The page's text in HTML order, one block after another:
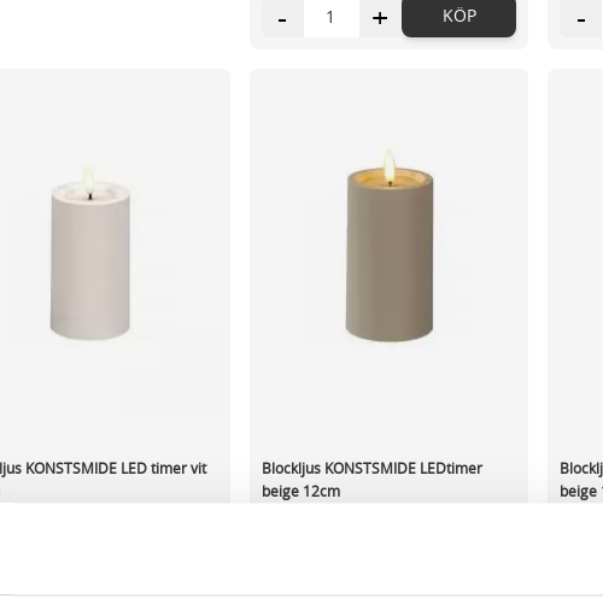
- + KÖP -
KONSTSMIDE LED timer vit
Blockljus KONSTSMIDE LEDtimer
beige 12cm
beige